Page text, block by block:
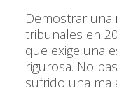
Demostrar una
tribunales en
que exige una
rigurosa. No
sufrido una